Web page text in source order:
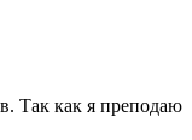
Так как я преподаю